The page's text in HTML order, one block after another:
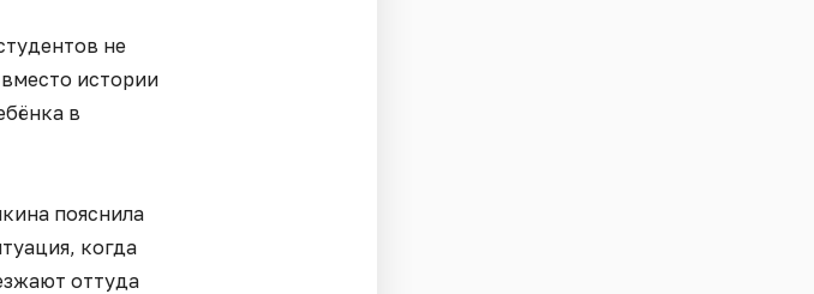
не
истории
в
пояснила
когда
оттуда